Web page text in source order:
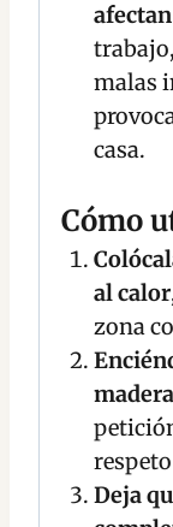
malas
casa.
Cómo
al calor
zona
madera
Deja